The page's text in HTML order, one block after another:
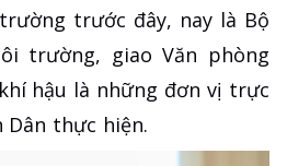
trước đây, nay là Bộ
trường, giao Văn phòng
hậu là những đơn vị trực
Dân thực hiện.